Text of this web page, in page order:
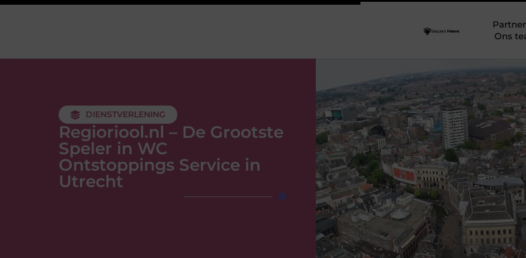
Ons
DIENSTVERLENING
Regioriool.nl – De Grootste
Speler in WC
Ontstoppings Service in
Utrecht